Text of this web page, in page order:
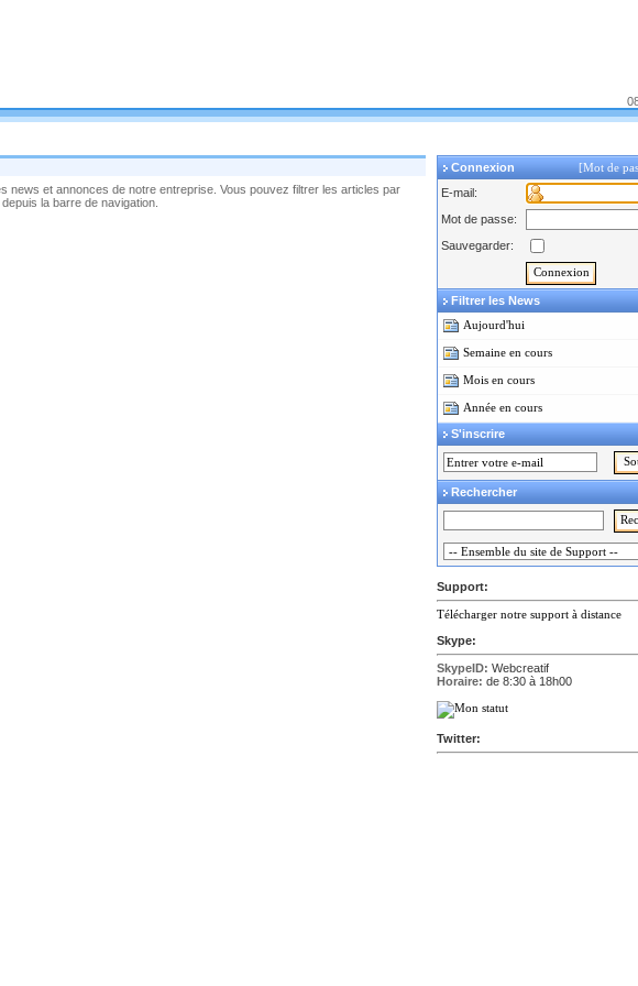
news et annonces de notre entreprise. Vous pouvez filtrer les articles par
la barre de navigation.
Connexion
[Mot de
E-mail:
Mot de passe:
Sauvegarder:
Filtrer les News
Aujourd'hui
Semaine en cours
Mois en cours
Année en cours
S'inscrire
Rechercher
Support:
Télécharger notre support à distance
Skype:
SkypeID: Webcreatif
Horaire: de 8:30 à 18h00
Twitter: